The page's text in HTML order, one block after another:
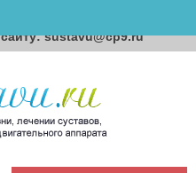
сайту: sustavu@cp9.ru